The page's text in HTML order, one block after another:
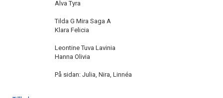
Alva Tyra
Tilda G Mira Saga A
Klara Felicia
Leontine Tuva Lavinia
Hanna Olivia
På sidan: Julia, Nira, Linnéa